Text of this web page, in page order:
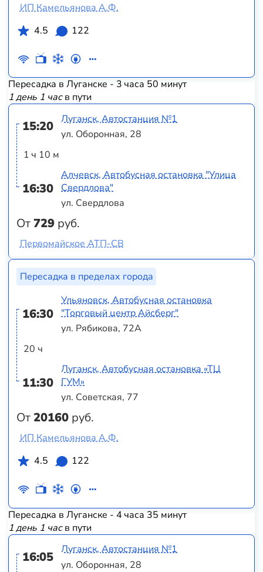
ИП Камельянова А.Ф.
4.5
122
Пересадка в Луганске - 3 часа 50 минут
1 день 1 часв пути
15:20
1 ч 10 м
16:30
От729 руб.
Луганск, Автостанция №1
ул. Оборонная, 28
Алчевск, Автобусная остановка "Улица
Свердлова"
ул. Свердлова
Первомайское АТП-СВ
Пересадка в пределах города
16:30
20 ч
11:30
От20160 руб.
Ульяновск, Автобусная остановка
"Торговый центр Айсберг"
ул. Рябикова, 72А
Луганск, Автобусная остановка «ТЦ
ГУМ»
ул. Советская, 77
ИП Камельянова А.Ф.
4.5
122
Пересадка в Луганске - 4 часа 35 минут
1 день 1 часв пути
16:05
Луганск, Автостанция №1
ул. Оборонная, 28